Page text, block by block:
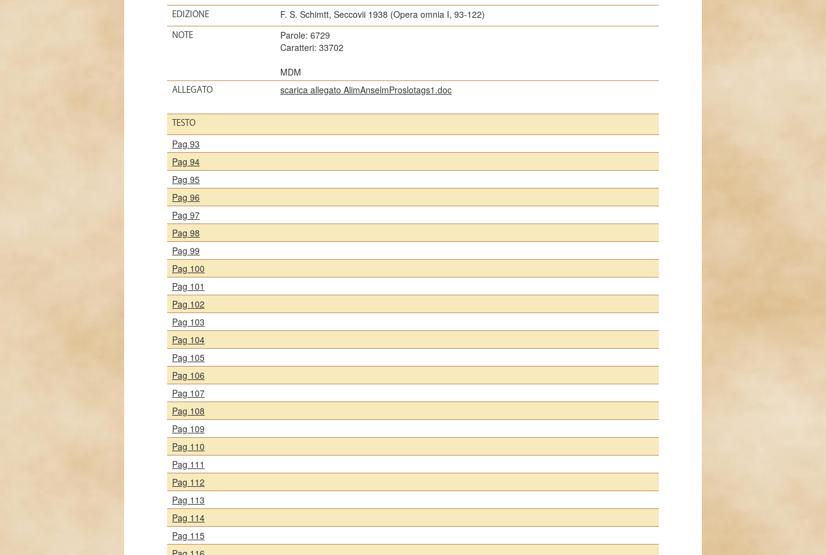
EDIZIONE F. S. Schimtt, Seccovii 1938 (Opera omnia I, 93-122)
NOTE
Parole: 6729
Caratteri: 33702
MDM
ALLEGATO scarica allegato AlimAnselmProslotags1.doc
TESTO
Pag 93
Pag 94
Pag 95
Pag 96
Pag 97
Pag 98
Pag 99
Pag 100
Pag 101
Pag 102
Pag 103
Pag 104
Pag 105
Pag 106
Pag 107
Pag 108
Pag 109
Pag 110
Pag 111
Pag 112
Pag 113
Pag 114
Pag 115